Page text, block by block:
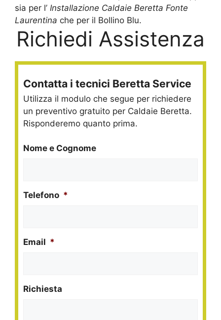
sia per l’ Installazione Caldaie Beretta Fonte
Laurentina che per il Bollino Blu.
Richiedi Assistenza
Contatta i tecnici Beretta Service
Utilizza il modulo che segue per richiedere
un preventivo gratuito per Caldaie Beretta.
Risponderemo quanto prima.
Nome e Cognome
Telefono *
Email *
Richiesta